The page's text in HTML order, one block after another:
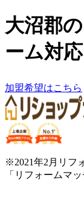
大沼郡
ーム対
加盟希望はこちら
※2021年2月リフ
「リフォームマ